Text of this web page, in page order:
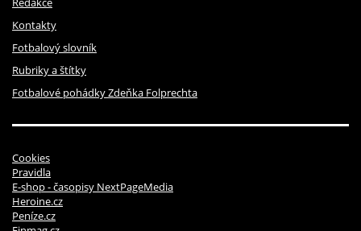
Kontakty
Fotbalový slovník
Rubriky a štítky
Fotbalové pohádky Zdeňka Folprechta
Cookies
Pravidla
E-shop - časopisy NextPageMedia
Heroine.cz
Peníze.cz